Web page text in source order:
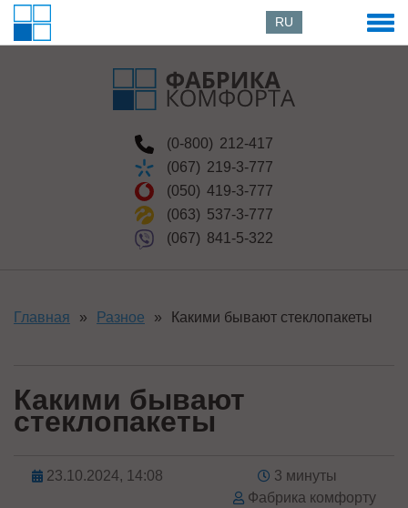
(0-800) 212-417
(067) 219-3-777
(050) 419-3-777
(063) 537-3-777
(067) 841-5-322
RU
Главная » Разное » Какими бывают стеклопакеты
Какими бывают
стеклопакеты
23.10.2024, 14:08
3 минуты
Фабрика комфорту